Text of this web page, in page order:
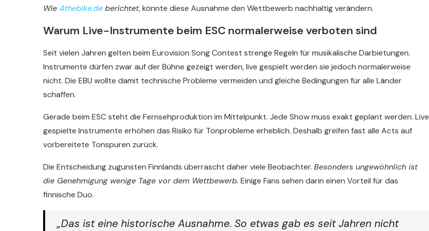
Wie 4thebike.de berichtet, könnte diese Ausnahme den Wettbewerb nachhaltig verändern.
Warum Live-Instrumente beim ESC normalerweise verboten sind
Seit vielen Jahren gelten beim Eurovision Song Contest strenge Regeln für musikalische Darbietungen.
Instrumente dürfen zwar auf der Bühne gezeigt werden, live gespielt werden sie jedoch normalerweise
nicht. Die EBU wollte damit technische Probleme vermeiden und gleiche Bedingungen für alle Länder
schaffen.
Gerade beim ESC steht die Fernsehproduktion im Mittelpunkt. Jede Show muss exakt geplant werden. Live
gespielte Instrumente erhöhen das Risiko für Tonprobleme erheblich. Deshalb greifen fast alle Acts auf
vorbereitete Tonspuren zurück.
Die Entscheidung zugunsten Finnlands überrascht daher viele Beobachter. Besonders ungewöhnlich ist
die Genehmigung wenige Tage vor dem Wettbewerb. Einige Fans sehen darin einen Vorteil für das
finnische Duo.
„Das ist eine historische Ausnahme. So etwas gab es seit Jahren nicht